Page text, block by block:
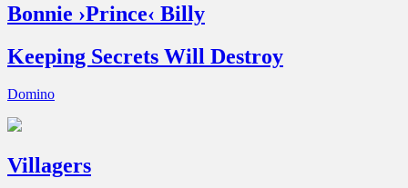
Bonnie ›Prince‹ Billy
Keeping Secrets Will Destroy
Domino
Villagers